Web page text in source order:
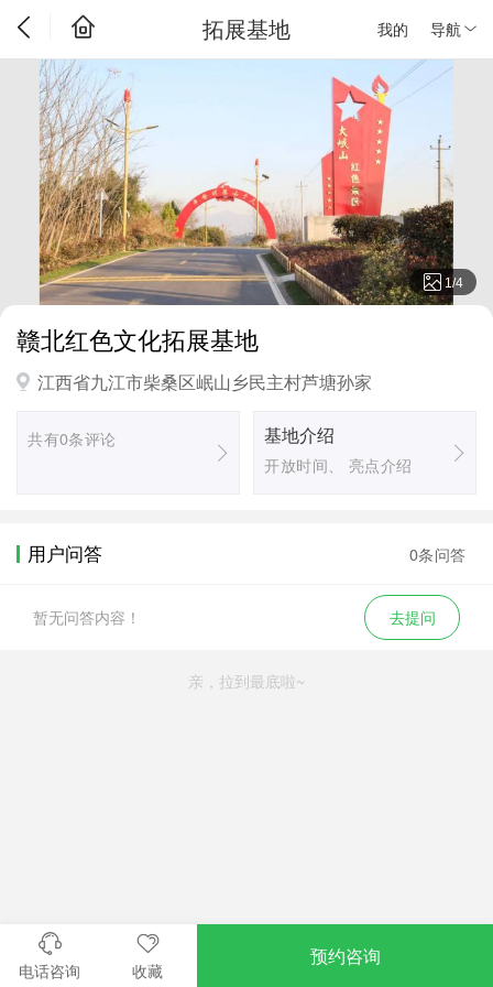
我的 导航
拓展基地
1/4
赣北红色文化拓展基地
江西省九江市柴桑区岷山乡民主村芦塘孙家
共有0条评论 基地介绍
开放时间、 亮点介绍
用户问答 0条问答
暂无问答内容！ 去提问
亲，拉到最底啦~
电话咨询 收藏
预约咨询